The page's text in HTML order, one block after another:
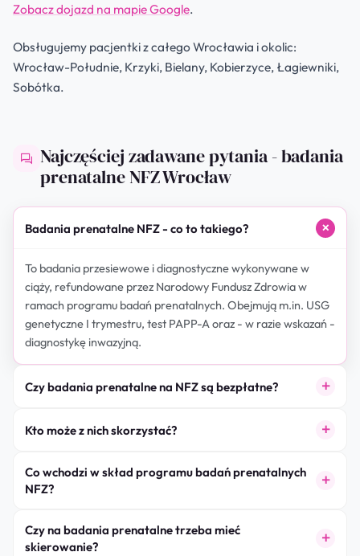
Zobacz dojazd na mapie Google.
Obsługujemy pacjentki z całego Wrocławia i okolic:
Wrocław-Południe, Krzyki, Bielany, Kobierzyce, Łagiewniki,
Sobótka.
Najczęściej zadawane pytania - badania
prenatalne NFZ Wrocław
Badania prenatalne NFZ - co to takiego?
To badania przesiewowe i diagnostyczne wykonywane w
ciąży, refundowane przez Narodowy Fundusz Zdrowia w
ramach programu badań prenatalnych. Obejmują m.in. USG
genetyczne I trymestru, test PAPP-A oraz - w razie wskazań -
diagnostykę inwazyjną.
Czy badania prenatalne na NFZ są bezpłatne?
Kto może z nich skorzystać?
Co wchodzi w skład programu badań prenatalnych
NFZ?
Czy na badania prenatalne trzeba mieć
skierowanie?